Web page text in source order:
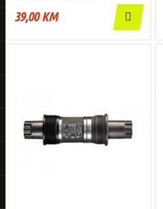
39,00 KM 